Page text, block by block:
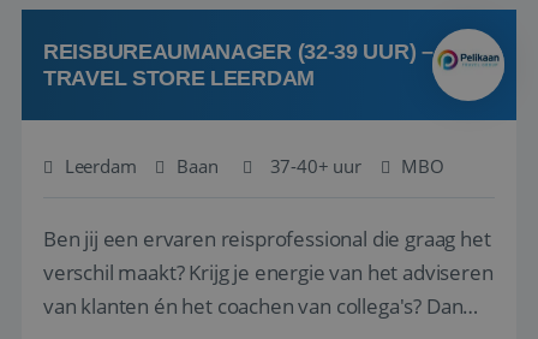
REISBUREAUMANAGER (32-39 UUR) –
TRAVEL STORE LEERDAM
Leerdam Baan 37-40+ uur MBO
Ben jij een ervaren reisprofessional die graag het
verschil maakt? Krijg je energie van het adviseren
van klanten én het coachen van collega's? Dan